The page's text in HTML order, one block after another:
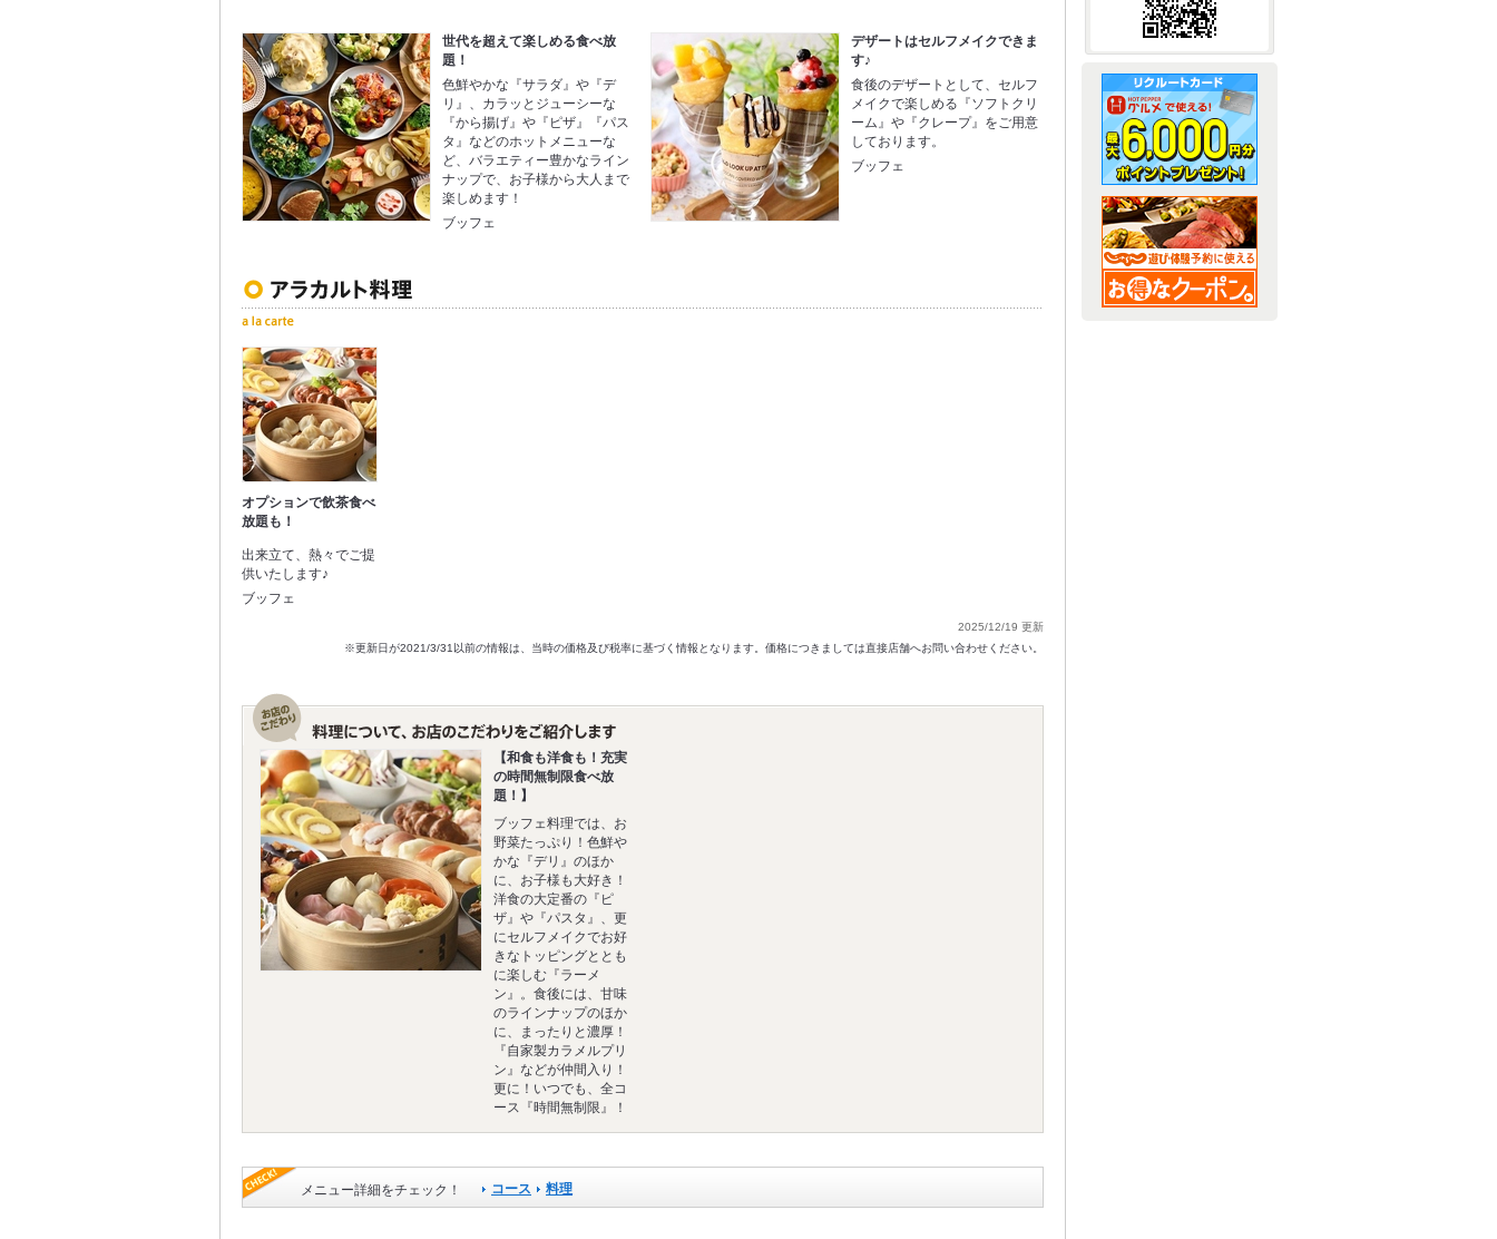
世代を超えて楽しめる食べ放
題！
色鮮やかな『サラダ』や『デ
リ』、カラッとジューシーな
『から揚げ』や『ピザ』『パス
タ』などのホットメニューな
ど、バラエティー豊かなライン
ナップで、お子様から大人まで
楽しめます！
ブッフェ
デザートはセルフメイクできま
す♪
食後のデザートとして、セルフ
メイクで楽しめる『ソフトクリ
ーム』や『クレープ』をご用意
しております。
ブッフェ
オプションで飲茶食べ
放題も！
出来立て、熱々でご提
供いたします♪
ブッフェ
2025/12/19 更新
※更新日が2021/3/31以前の情報は、当時の価格及び税率に基づく情報となります。価格につきましては直接店舗へお問い合わせください。
【和食も洋食も！充実
の時間無制限食べ放
題！】
ブッフェ料理では、お
野菜たっぷり！色鮮や
かな『デリ』のほか
に、お子様も大好き！
洋食の大定番の『ピ
ザ』や『パスタ』、更
にセルフメイクでお好
きなトッピングととも
に楽しむ『ラーメ
ン』。食後には、甘味
のラインナップのほか
に、まったりと濃厚！
『自家製カラメルプリ
ン』などが仲間入り！
更に！いつでも、全コ
ース『時間無制限』！
メニュー詳細をチェック！ コース 料理